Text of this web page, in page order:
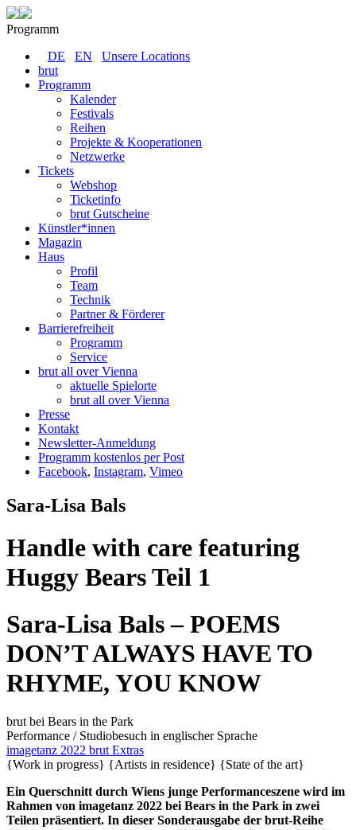
Programm
DE
EN
Unsere Locations
brut
Programm
Kalender
Festivals
Reihen
Projekte & Kooperationen
Netzwerke
Tickets
Webshop
Ticketinfo
brut Gutscheine
Künstler*innen
Magazin
Haus
Profil
Team
Technik
Partner & Förderer
Barrierefreiheit
Programm
Service
brut all over Vienna
aktuelle Spielorte
brut all over Vienna
Presse
Kontakt
Newsletter-Anmeldung
Programm kostenlos per Post
Facebook, Instagram, Vimeo
Sara-Lisa Bals
Handle with care featuring
Huggy Bears Teil 1
Sara-Lisa Bals – POEMS
DON’T ALWAYS HAVE TO
RHYME, YOU KNOW
brut bei Bears in the Park
Performance / Studiobesuch in englischer Sprache
imagetanz 2022 brut Extras
{Work in progress} {Artists in residence} {State of the art}
Ein Querschnitt durch Wiens junge Performanceszene wird im
Rahmen von imagetanz 2022 bei Bears in the Park in zwei
Teilen präsentiert. In dieser Sonderausgabe der brut-Reihe